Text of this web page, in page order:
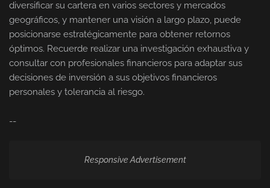
diversificar su cartera en varios sectores y mercados
geográficos, y mantener una visión a largo plazo, puede
posicionarse estratégicamente para obtener retornos
óptimos. Recuerde realizar una investigación exhaustiva y
consultar con profesionales financieros para adaptar sus
decisiones de inversión a sus objetivos financieros
personales y tolerancia al riesgo.
--
Responsive Advertisement